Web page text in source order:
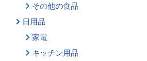
その他の食品
日用品
家電
キッチン用品